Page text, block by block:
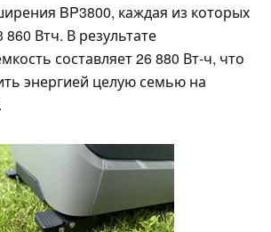
BP3800, каждая из которых
Втч. В результате
составляет 26 880 Вт-ч, что
энергией целую семью на